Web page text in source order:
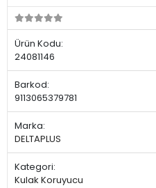
Ürün Kodu:
24081146
Barkod:
9113065379781
Marka:
DELTAPLUS
Kategori:
Kulak Koruyucu